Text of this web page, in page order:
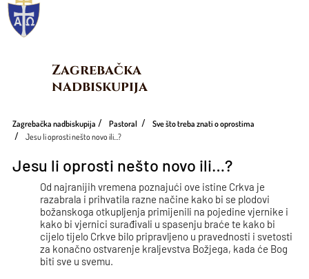
Zagrebačka
nadbiskupija
Zagrebačka nadbiskupija Pastoral
Sve što treba znati o oprostima
Jesu li oprosti nešto novo ili…?
Jesu li oprosti nešto novo ili…?
Od najranijih vremena poznajući ove istine Crkva je
razabrala i prihvatila razne načine kako bi se plodovi
božanskoga otkupljenja primijenili na pojedine vjernike i
kako bi vjernici surađivali u spasenju braće te kako bi
cijelo tijelo Crkve bilo pripravljeno u pravednosti i svetosti
za konačno ostvarenje kraljevstva Božjega, kada će Bog
biti sve u svemu.